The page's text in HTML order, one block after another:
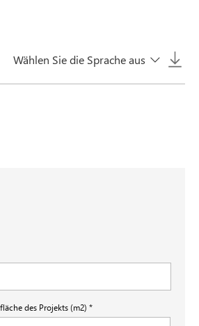
Wählen Sie die Sprache aus
des Projekts (m2)